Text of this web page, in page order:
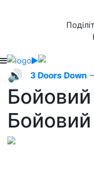
🔊 3 Doors Down
Бойовий